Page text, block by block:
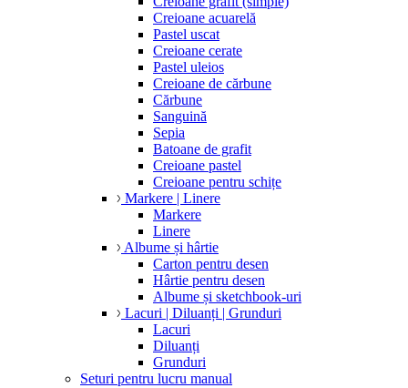
Creioane acuarelă
Pastel uscat
Creioane cerate
Pastel uleios
Creioane de cărbune
Cărbune
Sanguină
Sepia
Batoane de grafit
Creioane pastel
Creioane pentru schițe
Markere | Linere
Markere
Linere
Albume și hârtie
Carton pentru desen
Hârtie pentru desen
Albume și sketchbook-uri
Lacuri | Diluanți | Grunduri
Lacuri
Diluanți
Grunduri
Seturi pentru lucru manual